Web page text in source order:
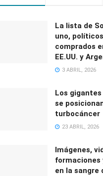
La lista de
uno,
comprados
EE.UU. y
3 ABRIL, 2026
Los
se
turbocáncer
23 ABRIL, 2026
Imágenes,
en la sangre